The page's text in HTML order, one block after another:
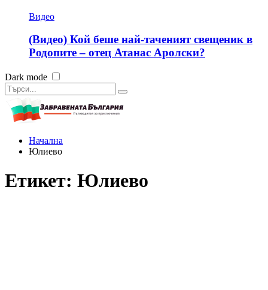
Видео
(Видео) Кой беше най-таченият свещеник в
Родопите – отец Атанас Аролски?
Dark mode
Начална
Юлиево
Етикет: Юлиево